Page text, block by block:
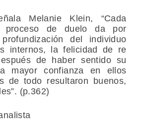
Melanie Klein, “Cada
de duelo da por
del individuo
internos, la felicidad de re
de haber sentido su
mayor confianza en ellos
de todo resultaron buenos,
(p.362)